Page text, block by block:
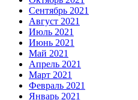
Сентябрь 2021
Август 2021
Июль 2021
Июнь 2021
Май 2021
Апрель 2021
Март 2021
Февраль 2021
Январь 2021